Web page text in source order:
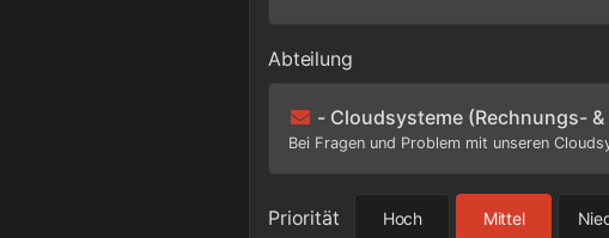
Abteilung
- Cloudsysteme (Rechnungs-
Bei Fragen und Problem mit unseren
Priorität Hoch Mittel